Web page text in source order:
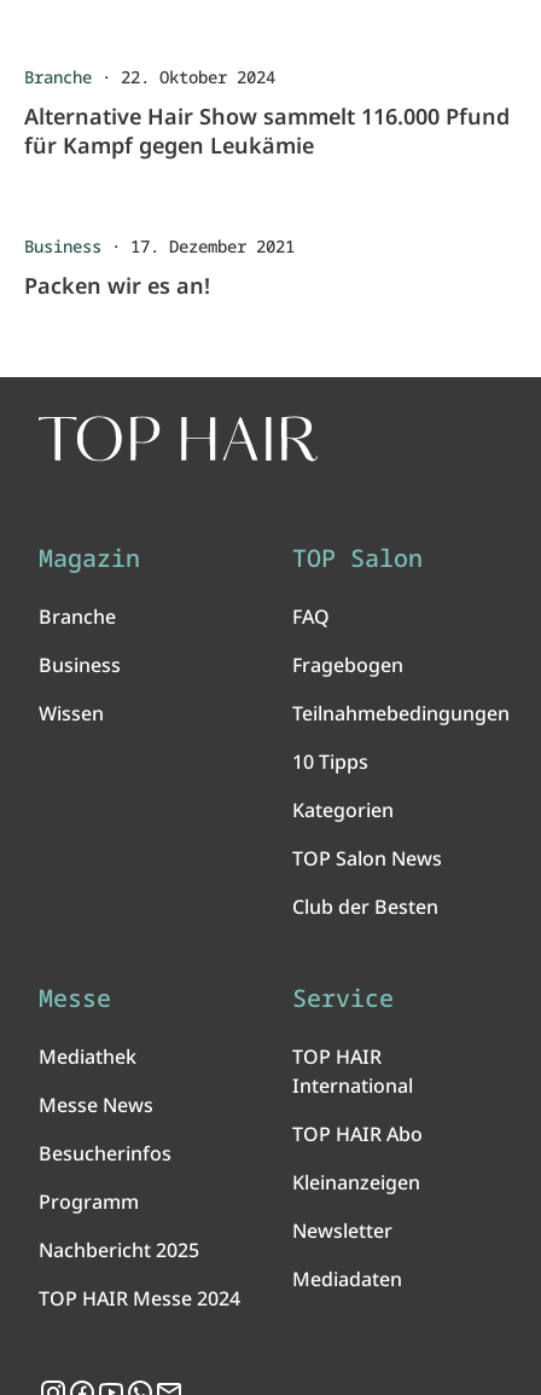
Branche · 22. Oktober 2024
Alternative Hair Show sammelt 116.000 Pfund
für Kampf gegen Leukämie
Business · 17. Dezember 2021
Packen wir es an!
Magazin
Branche
Business
Wissen
TOP Salon
FAQ
Fragebogen
Teilnahmebedingungen
10 Tipps
Kategorien
TOP Salon News
Club der Besten
Messe
Mediathek
Messe News
Besucherinfos
Programm
Nachbericht 2025
TOP HAIR Messe 2024
Service
TOP HAIR
International
TOP HAIR Abo
Kleinanzeigen
Newsletter
Mediadaten
Instagram
Facebook
YouTubeWhatsApp